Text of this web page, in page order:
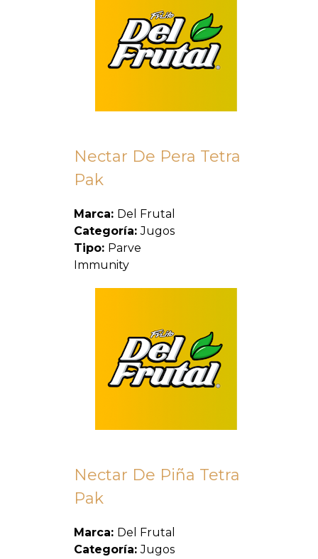
Nectar De Pera Tetra
Pak
Marca: Del Frutal
Categoría:Jugos
Tipo: Parve
Immunity
Nectar De Piña Tetra
Pak
Marca: Del Frutal
Categoría:Jugos